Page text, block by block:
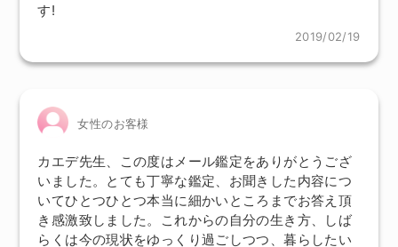
す!
2019/02/19
女性のお客様
カエデ先生、この度はメール鑑定をありがとうござ
いました。とても丁寧な鑑定、お聞きした内容につ
いてひとつひとつ本当に細かいところまでお答え頂
き感激致しました。これからの自分の生き方、しば
らくは今の現状をゆっくり過ごしつつ、暮らしたい